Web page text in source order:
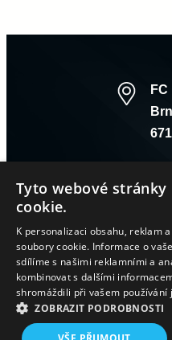
FC
A – TÝM B – TÝM
STARŠÍ PŘÍPRAVKA
Tyto webové
cookie.
K personalizaci obsahu, reklam
soubory cookie. Informace o
sdílíme s našimi reklamními a
kombinovat s dalšími
shromáždili při vašem
ZOBRAZIT PODROBNOSTI